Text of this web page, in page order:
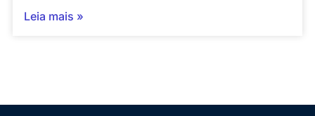
Leia mais »